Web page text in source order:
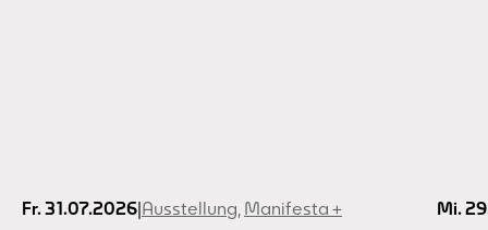
Fr. 31.07.2026|Ausstellung Manifesta + Mi.